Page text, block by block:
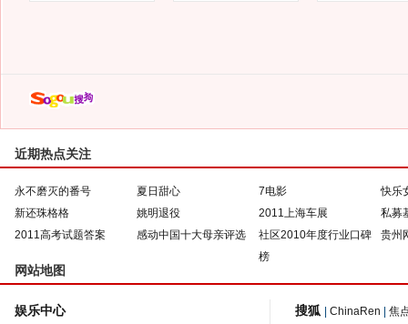
近期热点关注
永不磨灭的番号 夏日甜心 7电影
快乐
新还珠格格
姚明退役 2011上海车展
私募
2011高考试题答案
感动中国十大母亲评选
社区2010年度行业口碑
榜
贵州
网站地图
娱乐中心 搜狐 ChinaRen 焦